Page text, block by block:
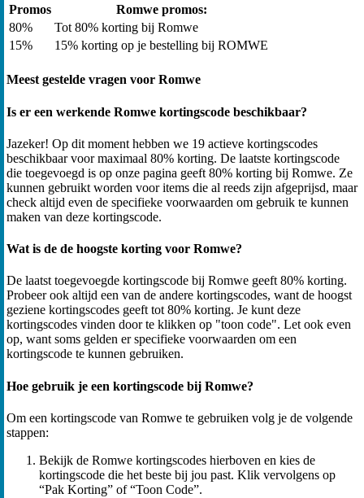
Promos
Romwe promos:
80%
Tot 80% korting bij Romwe
15%
15% korting op je bestelling bij ROMWE
Meest gestelde vragen voor Romwe
Is er een werkende Romwe kortingscode beschikbaar?
Jazeker! Op dit moment hebben we 19 actieve kortingscodes
beschikbaar voor maximaal 80% korting. De laatste kortingscode
die toegevoegd is op onze pagina geeft 80% korting bij Romwe. Ze
kunnen gebruikt worden voor items die al reeds zijn afgeprijsd, maar
check altijd even de specifieke voorwaarden om gebruik te kunnen
maken van deze kortingscode.
Wat is de de hoogste korting voor Romwe?
De laatst toegevoegde kortingscode bij Romwe geeft 80% korting.
Probeer ook altijd een van de andere kortingscodes, want de hoogst
geziene kortingscodes geeft tot 80% korting. Je kunt deze
kortingscodes vinden door te klikken op "toon code". Let ook even
op, want soms gelden er specifieke voorwaarden om een
kortingscode te kunnen gebruiken.
Hoe gebruik je een kortingscode bij Romwe?
Om een kortingscode van Romwe te gebruiken volg je de volgende
stappen:
Bekijk de Romwe kortingscodes hierboven en kies de
kortingscode die het beste bij jou past. Klik vervolgens op
“Pak Korting” of “Toon Code”.